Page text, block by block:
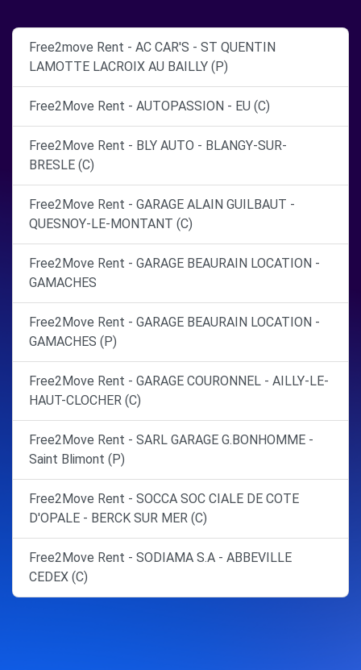
Free2move Rent - AC CAR'S - ST QUENTIN
LAMOTTE LACROIX AU BAILLY (P)
Free2Move Rent - AUTOPASSION - EU (C)
Free2Move Rent - BLY AUTO - BLANGY-SUR-
BRESLE (C)
Free2Move Rent - GARAGE ALAIN GUILBAUT -
QUESNOY-LE-MONTANT (C)
Free2Move Rent - GARAGE BEAURAIN LOCATION -
GAMACHES
Free2Move Rent - GARAGE BEAURAIN LOCATION -
GAMACHES (P)
Free2Move Rent - GARAGE COURONNEL - AILLY-LE-
HAUT-CLOCHER (C)
Free2Move Rent - SARL GARAGE G.BONHOMME -
Saint Blimont (P)
Free2Move Rent - SOCCA SOC CIALE DE COTE
D'OPALE - BERCK SUR MER (C)
Free2Move Rent - SODIAMA S.A - ABBEVILLE
CEDEX (C)